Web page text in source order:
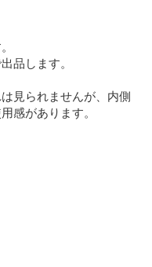
品します。
見られませんが、内側
感があります。